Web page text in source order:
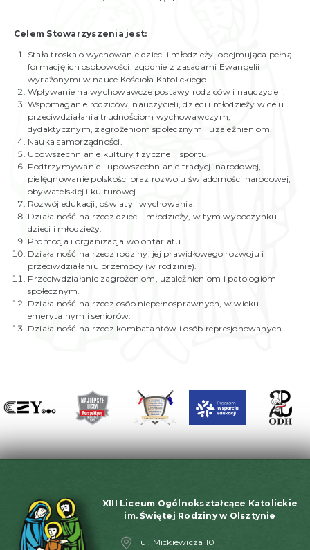
Celem Stowarzyszenia jest:
Stała troska o wychowanie dzieci i młodzieży, obejmująca pełną
formację ich osobowości, zgodnie z zasadami Ewangelii
wyrażonymi w nauce Kościoła Katolickiego.
Wpływanie na wychowawcze postawy rodziców i nauczycieli.
Wspomaganie rodziców, nauczycieli, dzieci i młodzieży w celu
przeciwdziałania trudnościom wychowawczym,
dydaktycznym, zagrożeniom społecznym i uzależnieniom.
Nauka samorządności.
Upowszechnianie kultury fizycznej i sportu.
Podtrzymywanie i upowszechnianie tradycji narodowej,
pielęgnowanie polskości oraz rozwoju świadomości narodowej,
obywatelskiej i kulturowej.
Rozwój edukacji, oświaty i wychowania.
Działalność na rzecz dzieci i młodzieży, w tym wypoczynku
dzieci i młodzieży.
Promocja i organizacja wolontariatu.
Działalność na rzecz rodziny, jej prawidłowego rozwoju i
przeciwdziałaniu przemocy (w rodzinie).
Przeciwdziałanie zagrożeniom, uzależnieniom i patologiom
społecznym.
Działalność na rzecz osób niepełnosprawnych, w wieku
emerytalnym i seniorów.
Działalność na rzecz kombatantów i osób represjonowanych.
XIII Liceum Ogólnokształcące Katolickie
im. Świętej Rodziny w Olsztynie
ul. Mickiewicza 10